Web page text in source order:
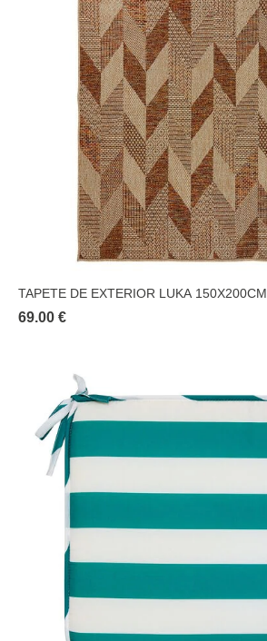
TAPETE DE EXTERIOR LUKA 150X200CM
69.00 €